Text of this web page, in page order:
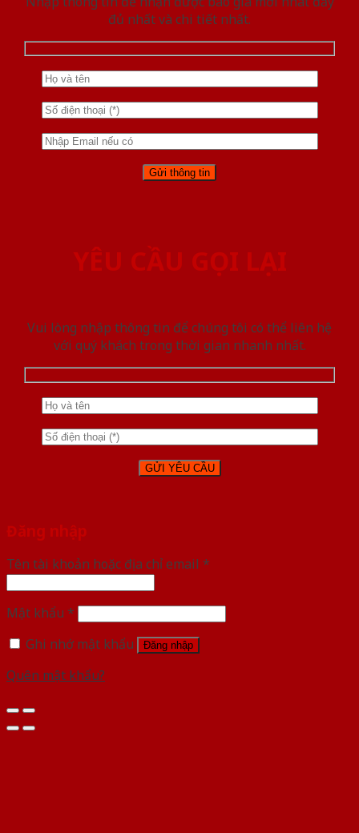
đủ nhất và chi tiết nhất.
YÊU CẦU GỌI LẠI
Vui lòng nhập thông tin để chúng tôi có thể liên hệ
với quý khách trong thời gian nhanh nhất.
Đăng nhập
Tên tài khoản hoặc địa chỉ email *
Mật khẩu *
Ghi nhớ mật khẩu
Đăng nhập
Quên mật khẩu?